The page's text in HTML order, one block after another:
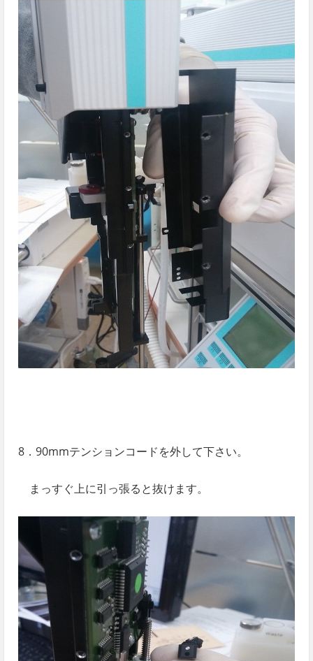
8．90mmテンションコードを外して下さい。
まっすぐ上に引っ張ると抜けます。